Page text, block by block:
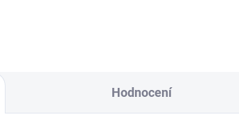
Hodnocení